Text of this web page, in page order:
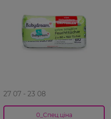
27 07 - 23 08
0_Спец.ціна